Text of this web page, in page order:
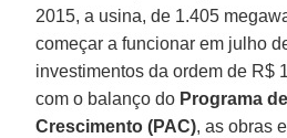
2015, a usina, de 1.405
começar a funcionar em julho
investimentos da ordem de R$
com o balanço do Programa
Crescimento (PAC), as obras